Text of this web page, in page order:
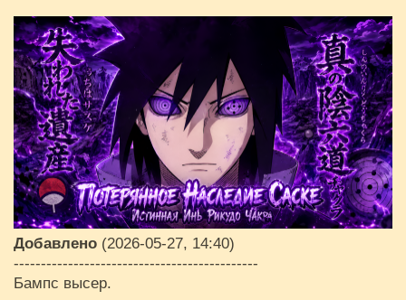
Добавлено (2026-05-27, 14:40)
---------------------------------------------
Бампс высер.